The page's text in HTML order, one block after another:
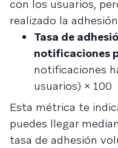
con los usuarios,
realizado la
Tasa de
notificaciones
notificaciones
usuarios) × 100
Esta métrica te
puedes llegar
tasa de adhesión